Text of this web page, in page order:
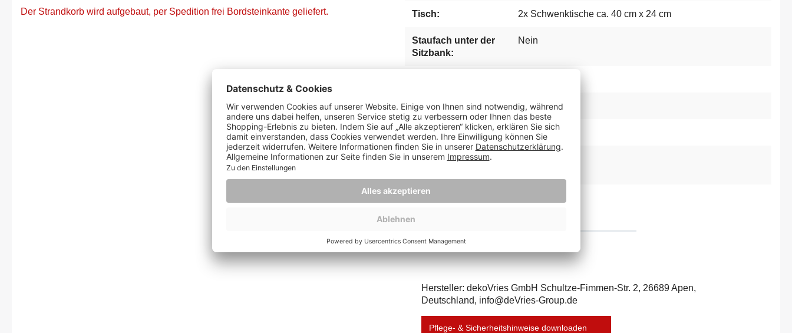
Der Strandkorb wird aufgebaut, per Spedition frei Bordsteinkante geliefert. Tisch: 2x Schwenktische ca. 40 cm x 24 cm
Staufach unter der
Sitzbank:
Nein
Lifter System: Lifter-System
Beschläge: Edelstahl
Innenmaß, Sitzbreite
Hersteller: dekoVries GmbH Schultze-Fimmen-Str. 2, 26689 Apen,
Deutschland, info@deVries-Group.de
Pflege- & Sicherheitshinweise downloaden